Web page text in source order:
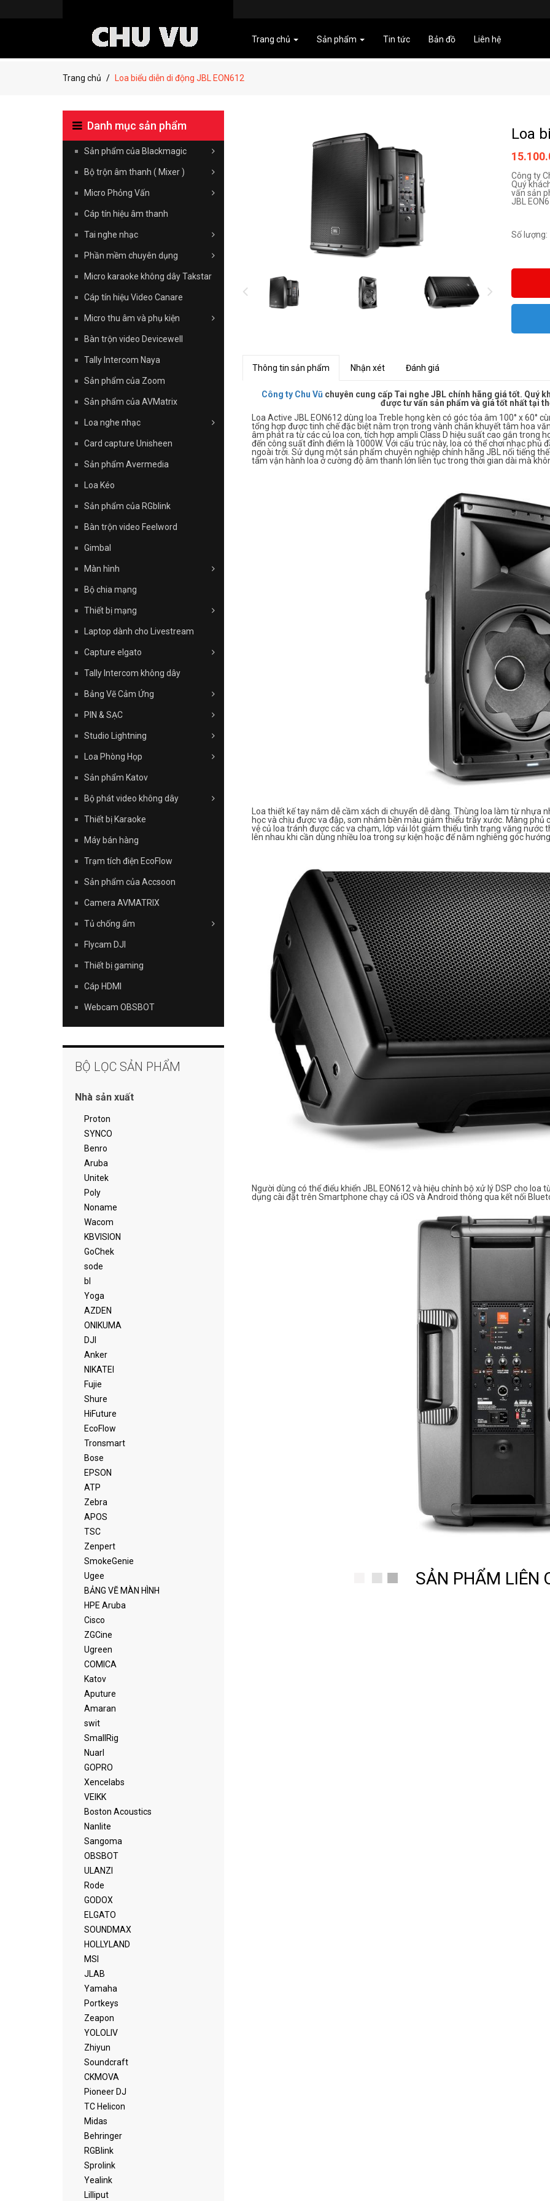
Trang chủ Sản phẩm Tin tức Bản đồ Liên hệ
Trang chủ Loa biểu diễn di động JBL EON612
Loa
Công ty
Quý
vấn sản
JBL
Số lượng:
Thông tin sản phẩm Nhận xét Đánh giá
Công ty Chu Vũ chuyên cung cấp Tai nghe JBL chính hãng giá tốt. Quý
được tư vấn sản phẩm và giá tốt nhất tại
Loa Active JBL EON612 dùng loa Treble họng kèn có góc tỏa âm 100° x
tổng hợp được tinh chế đặc biệt nằm trọn trong vành chắn khuyết tâm hoa
âm phát ra từ các củ loa con, tích hợp ampli Class D hiệu suất cao gắn trong
đến công suất đỉnh điểm là 1000W. Với cấu trúc này, loa có thể chơi nhạc
ngoài trời. Sử dụng một sản phẩm chuyên nghiệp chính hãng JBL nổi tiếng
tâm vận hành loa ở cường độ âm thanh lớn liên tục trong thời gian dài mà
Loa thiết kế tay nắm dễ cầm xách di chuyển dễ dàng. Thùng loa làm từ nhựa
học và chịu được va đập, sơn nhám bền màu giảm thiểu trầy xước. Màng
vệ củ loa tránh được các va chạm, lớp vải lót giảm thiểu tình trạng văng nước
lên nhau khi cần dùng nhiều loa trong sự kiện hoặc để nằm nghiêng góc
Người dùng có thể điểu khiển JBL EON612 và hiệu chỉnh bộ xử lý DSP cho
dụng cài đặt trên Smartphone chạy cả iOS và Android thông qua kết nối
SẢN PHẨM LIÊN
Danh mục sản phẩm
Sản phẩm của Blackmagic
Bộ trộn âm thanh ( Mixer )
Micro Phỏng Vấn
Cáp tín hiệu âm thanh
Tai nghe nhạc
Phần mềm chuyên dụng
Micro karaoke không dây Takstar
Cáp tín hiệu Video Canare
Micro thu âm và phụ kiện
Bàn trộn video Devicewell
Tally Intercom Naya
Sản phẩm của Zoom
Sản phẩm của AVMatrix
Loa nghe nhạc
Card capture Unisheen
Sản phẩm Avermedia
Loa Kéo
Sản phẩm của RGblink
Bàn trộn video Feelword
Gimbal
Màn hình
Bộ chia mạng
Thiết bị mạng
Laptop dành cho Livestream
Capture elgato
Tally Intercom không dây
Bảng Vẽ Cảm Ứng
PIN & SẠC
Studio Lightning
Loa Phòng Họp
Sản phẩm Katov
Bộ phát video không dây
Thiết bị Karaoke
Máy bán hàng
Trạm tích điện EcoFlow
Sản phẩm của Accsoon
Camera AVMATRIX
Tủ chống ẩm
Flycam DJI
Thiết bị gaming
Cáp HDMI
Webcam OBSBOT
BỘ LỌC SẢN PHẨM
Nhà sản xuất
Proton
SYNCO
Benro
Aruba
Unitek
Poly
Noname
Wacom
KBVISION
GoChek
sode
bl
Yoga
AZDEN
ONIKUMA
DJI
Anker
NIKATEI
Fujie
Shure
HiFuture
EcoFlow
Tronsmart
Bose
EPSON
ATP
Zebra
APOS
TSC
Zenpert
SmokeGenie
Ugee
BẢNG VẼ MÀN HÌNH
HPE Aruba
Cisco
ZGCine
Ugreen
COMICA
Katov
Aputure
Amaran
swit
SmallRig
Nuarl
GOPRO
Xencelabs
VEIKK
Boston Acoustics
Nanlite
Sangoma
OBSBOT
ULANZI
Rode
GODOX
ELGATO
SOUNDMAX
HOLLYLAND
MSI
JLAB
Yamaha
Portkeys
Zeapon
YOLOLIV
Zhiyun
Soundcraft
CKMOVA
Pioneer DJ
TC Helicon
Midas
Behringer
RGBlink
Sprolink
Yealink
Lilliput